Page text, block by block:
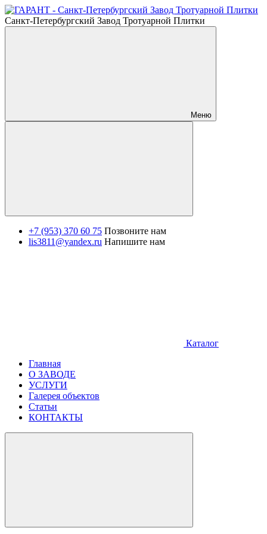
Санкт-Петербургский Завод Тротуарной Плитки
Меню
+7 (953) 370 60 75 Позвоните нам
lis3811@yandex.ru Напишите нам
Каталог
Главная
О ЗАВОДЕ
УСЛУГИ
Галерея объектов
Статьи
КОНТАКТЫ